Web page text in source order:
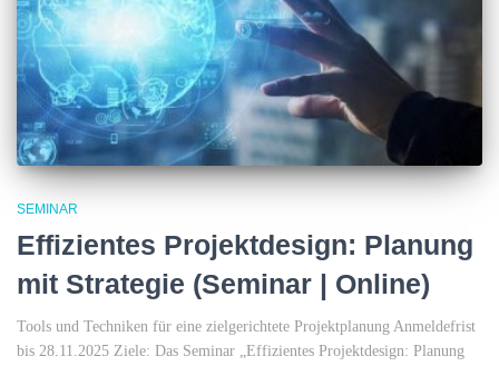
SEMINAR
Effizientes Projektdesign: Planung
mit Strategie (Seminar | Online)
Tools und Techniken für eine zielgerichtete Projektplanung Anmeldefrist
bis 28.11.2025 Ziele: Das Seminar „Effizientes Projektdesign: Planung